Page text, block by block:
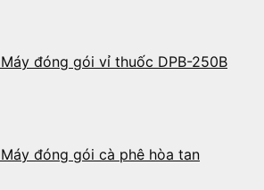
Máy đóng gói vỉ thuốc DPB-250B
Máy đóng gói cà phê hòa tan